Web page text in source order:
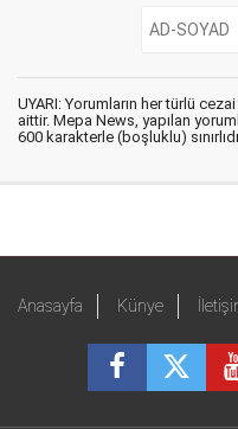
UYARI: Yorumların her türlü
aittir. Mepa News, yapılan
600 karakterle (boşluklu)
Anasayfa Künye